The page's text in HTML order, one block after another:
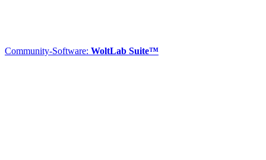
Community-Software: WoltLab Suite™